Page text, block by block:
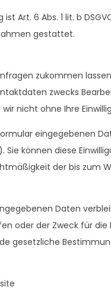
Art. 6 Abs. 1 lit. b
gestattet.
zukommen
zwecks
nicht ohne Ihre
eingegebenen
Sie können diese
der bis
Daten
oder der Zweck für
gesetzliche